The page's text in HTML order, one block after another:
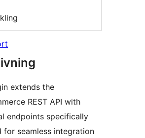
extends the
REST API with
endpoints specifically
for seamless integration